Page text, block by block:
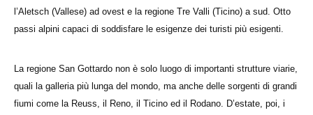
l’Aletsch (Vallese) ad ovest e la regione Tre Valli (Ticino) a sud. Otto
passi alpini capaci di soddisfare le esigenze dei turisti più esigenti.
La regione San Gottardo non è solo luogo di importanti strutture viarie,
quali la galleria più lunga del mondo, ma anche delle sorgenti di grandi
fiumi come la Reuss, il Reno, il Ticino ed il Rodano. D’estate, poi, i